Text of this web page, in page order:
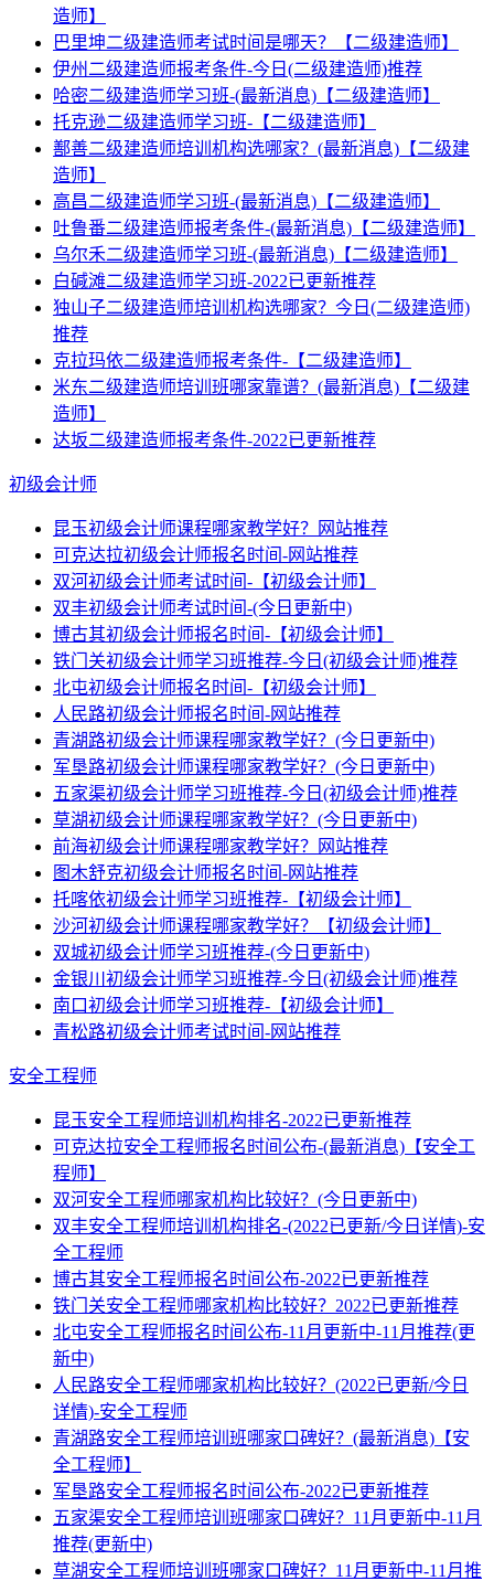
造师】
巴里坤二级建造师考试时间是哪天？【二级建造师】
伊州二级建造师报考条件-今日(二级建造师)推荐
哈密二级建造师学习班-(最新消息)【二级建造师】
托克逊二级建造师学习班-【二级建造师】
鄯善二级建造师培训机构选哪家？(最新消息)【二级建
造师】
高昌二级建造师学习班-(最新消息)【二级建造师】
吐鲁番二级建造师报考条件-(最新消息)【二级建造师】
乌尔禾二级建造师学习班-(最新消息)【二级建造师】
白碱滩二级建造师学习班-2022已更新推荐
独山子二级建造师培训机构选哪家？今日(二级建造师)
推荐
克拉玛依二级建造师报考条件-【二级建造师】
米东二级建造师培训班哪家靠谱？(最新消息)【二级建
造师】
达坂二级建造师报考条件-2022已更新推荐
初级会计师
昆玉初级会计师课程哪家教学好？网站推荐
可克达拉初级会计师报名时间-网站推荐
双河初级会计师考试时间-【初级会计师】
双丰初级会计师考试时间-(今日更新中)
博古其初级会计师报名时间-【初级会计师】
铁门关初级会计师学习班推荐-今日(初级会计师)推荐
北屯初级会计师报名时间-【初级会计师】
人民路初级会计师报名时间-网站推荐
青湖路初级会计师课程哪家教学好？(今日更新中)
军垦路初级会计师课程哪家教学好？(今日更新中)
五家渠初级会计师学习班推荐-今日(初级会计师)推荐
草湖初级会计师课程哪家教学好？(今日更新中)
前海初级会计师课程哪家教学好？网站推荐
图木舒克初级会计师报名时间-网站推荐
托喀依初级会计师学习班推荐-【初级会计师】
沙河初级会计师课程哪家教学好？【初级会计师】
双城初级会计师学习班推荐-(今日更新中)
金银川初级会计师学习班推荐-今日(初级会计师)推荐
南口初级会计师学习班推荐-【初级会计师】
青松路初级会计师考试时间-网站推荐
安全工程师
昆玉安全工程师培训机构排名-2022已更新推荐
可克达拉安全工程师报名时间公布-(最新消息)【安全工
程师】
双河安全工程师哪家机构比较好？(今日更新中)
双丰安全工程师培训机构排名-(2022已更新/今日详情)-安
全工程师
博古其安全工程师报名时间公布-2022已更新推荐
铁门关安全工程师哪家机构比较好？2022已更新推荐
北屯安全工程师报名时间公布-11月更新中-11月推荐(更
新中)
人民路安全工程师哪家机构比较好？(2022已更新/今日
详情)-安全工程师
青湖路安全工程师培训班哪家口碑好？(最新消息)【安
全工程师】
军垦路安全工程师报名时间公布-2022已更新推荐
五家渠安全工程师培训班哪家口碑好？11月更新中-11月
推荐(更新中)
草湖安全工程师培训班哪家口碑好？11月更新中-11月推